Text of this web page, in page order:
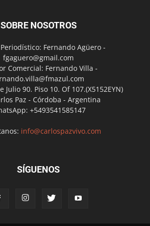
SOBRE NOSOTROS
Fernando Agüero -
fgaguero@gmail.com
Comercial: Fernando Villa -
Julio 90. Piso 10. Of 107.(X5152EYN)
Paz - Córdoba - Argentina
+5493541585147
info@carlospazvivo.com
SÍGUENOS